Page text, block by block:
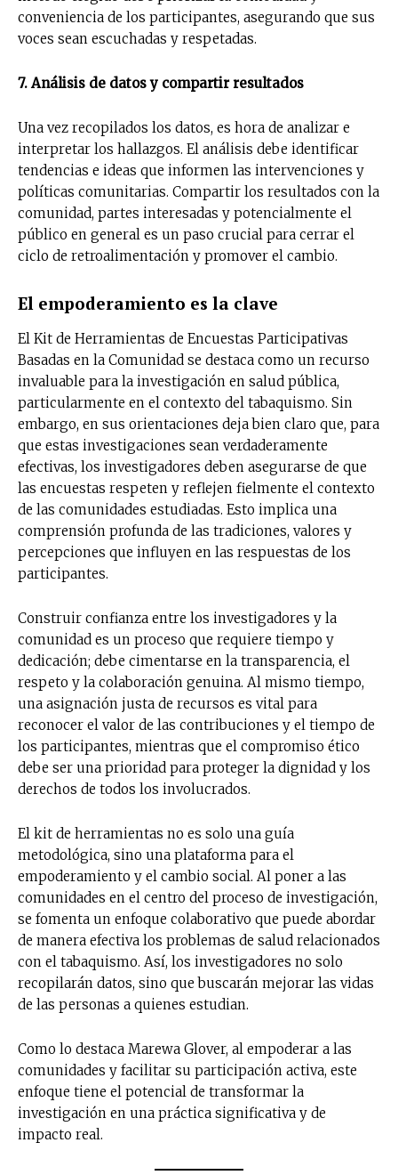
conveniencia de los participantes, asegurando que sus
voces sean escuchadas y respetadas.
7. Análisis de datos y compartir resultados
Una vez recopilados los datos, es hora de analizar e
interpretar los hallazgos. El análisis debe identificar
tendencias e ideas que informen las intervenciones y
políticas comunitarias. Compartir los resultados con la
comunidad, partes interesadas y potencialmente el
público en general es un paso crucial para cerrar el
ciclo de retroalimentación y promover el cambio.
El empoderamiento es la clave
El Kit de Herramientas de Encuestas Participativas
Basadas en la Comunidad se destaca como un recurso
invaluable para la investigación en salud pública,
particularmente en el contexto del tabaquismo. Sin
embargo, en sus orientaciones deja bien claro que, para
que estas investigaciones sean verdaderamente
efectivas, los investigadores deben asegurarse de que
las encuestas respeten y reflejen fielmente el contexto
de las comunidades estudiadas. Esto implica una
comprensión profunda de las tradiciones, valores y
percepciones que influyen en las respuestas de los
participantes.
Construir confianza entre los investigadores y la
comunidad es un proceso que requiere tiempo y
dedicación; debe cimentarse en la transparencia, el
respeto y la colaboración genuina. Al mismo tiempo,
una asignación justa de recursos es vital para
reconocer el valor de las contribuciones y el tiempo de
los participantes, mientras que el compromiso ético
debe ser una prioridad para proteger la dignidad y los
derechos de todos los involucrados.
El kit de herramientas no es solo una guía
metodológica, sino una plataforma para el
empoderamiento y el cambio social. Al poner a las
comunidades en el centro del proceso de investigación,
se fomenta un enfoque colaborativo que puede abordar
de manera efectiva los problemas de salud relacionados
con el tabaquismo. Así, los investigadores no solo
recopilarán datos, sino que buscarán mejorar las vidas
de las personas a quienes estudian.
Como lo destaca Marewa Glover, al empoderar a las
comunidades y facilitar su participación activa, este
enfoque tiene el potencial de transformar la
investigación en una práctica significativa y de
impacto real.